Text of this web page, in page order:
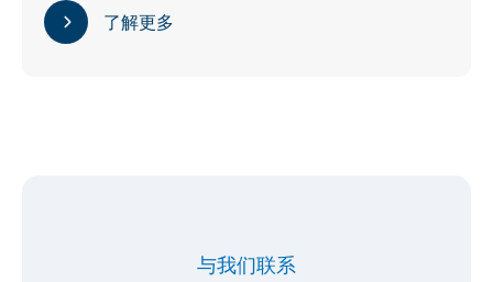
了解更多
与我们联系